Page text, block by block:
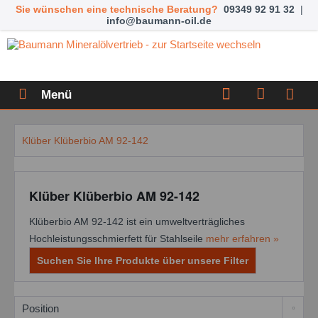
Sie wünschen eine technische Beratung? 09349 92 91 32 |
info@baumann-oil.de
Menü
Klüber Klüberbio AM 92-142
Klüber Klüberbio AM 92-142
Klüberbio AM 92-142 ist ein umweltverträgliches
Hochleistungsschmierfett für Stahlseile mehr erfahren »
Suchen Sie Ihre Produkte über unsere Filter